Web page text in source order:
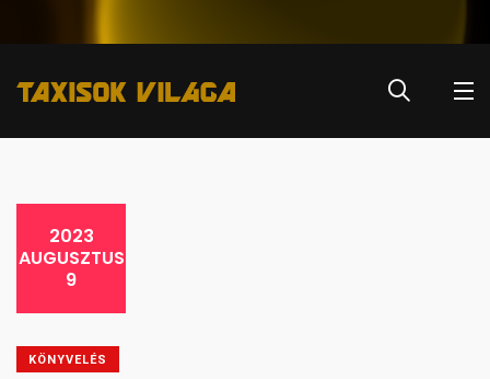
2023
AUGUSZTUS
9
KÖNYVELÉS